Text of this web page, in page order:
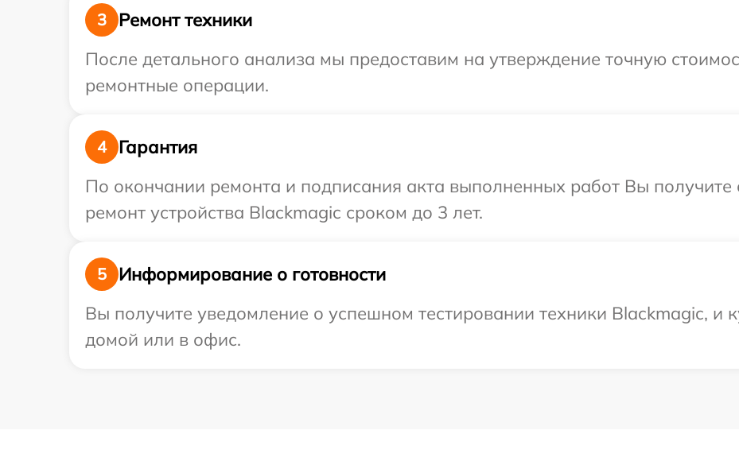
3
Ремонт техники
После детального анализа мы предоставим на утверждение точную
ремонтные операции.
4
Гарантия
По окончании ремонта и подписания акта выполненных работ Вы
ремонт устройства Blackmagic сроком до 3 лет.
5
Информирование о готовности
Вы получите уведомление о успешном тестировании техники Blackmagic, и
домой или в офис.